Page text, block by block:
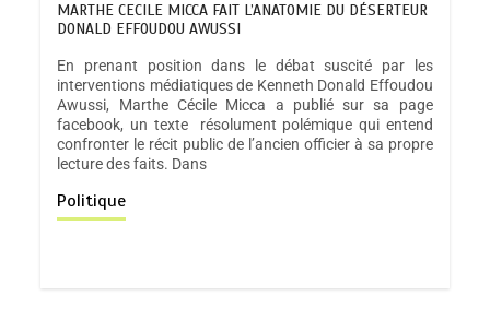
MARTHE CECILE MICCA FAIT L’ANATOMIE DU DÉSERTEUR
DONALD EFFOUDOU AWUSSI
En prenant position dans le débat suscité par les
interventions médiatiques de Kenneth Donald Effoudou
Awussi, Marthe Cécile Micca a publié sur sa page
facebook, un texte résolument polémique qui entend
confronter le récit public de l’ancien officier à sa propre
lecture des faits. Dans
Politique